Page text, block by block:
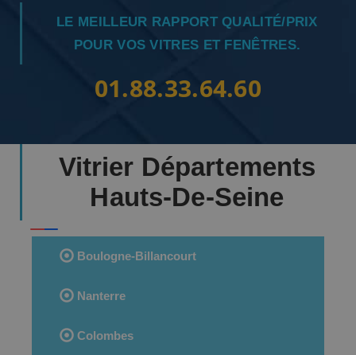
LE MEILLEUR RAPPORT QUALITÉ/PRIX
POUR VOS VITRES ET FENÊTRES.
01.88.33.64.60
Vitrier Départements
Hauts-De-Seine
Boulogne-Billancourt
Nanterre
Colombes